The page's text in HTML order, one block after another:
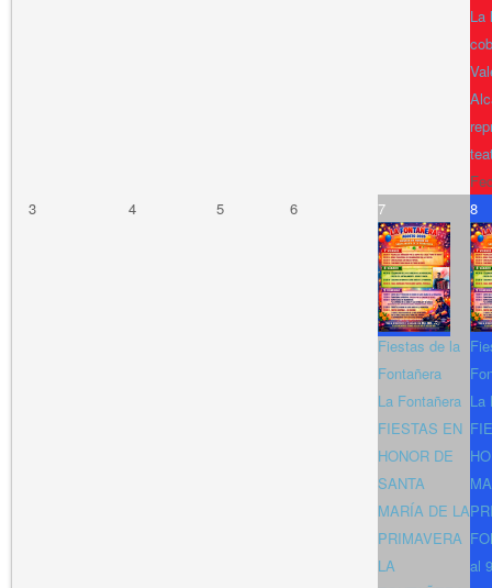
La
3
4 5 6 7
Fiestas de la
Fontañera
La Fontañera
FIESTAS EN
HONOR DE
SANTA
MARÍA DE LA
PRIMAVERA
LA
8
La
al